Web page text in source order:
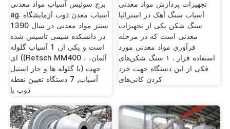
برج سوئیس آسیاب مواد معدنی
ag. آسیاب معدن ذوب آزمایشگاه
سنتز مواد معدنی در سال 1390
در دانشکده شیمی تاسیس شده
است و یکی از, 1 آسیاب گلوله
ای ((Retsch MM400 ، آلمان،
با گلوله ها و جار استیل) جهت
آسیاب, 7 دستگاه تعیین نقطه
ذوب با
تجهیزات پردازش مواد معدنی
آسیاب سنگ آهک در استرالیا
سنگ شکن یکی از تجهیزات
معدنی است که در مرحله
فرآوری مواد معدنی مورد
استفاده قرار . ۱ سنگ شکن‌های
فکی از این دستگاه جهت خرد
کردن کانی‌های